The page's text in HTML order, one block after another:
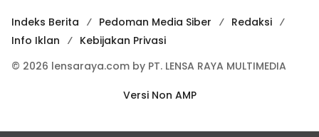
Indeks Berita Pedoman Media Siber
Redaksi
Info Iklan
Kebijakan Privasi
© 2026 lensaraya.com by PT. LENSA RAYA MULTIMEDIA
Versi Non AMP